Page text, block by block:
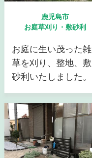
鹿児島市
お庭草刈り・敷砂利
お庭に生い茂った雑
草を刈り、整地、敷
砂利いたしました。